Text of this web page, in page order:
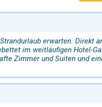
erwarten. Direkt
im weitläufigen Hotel-
Zimmer und Suiten und